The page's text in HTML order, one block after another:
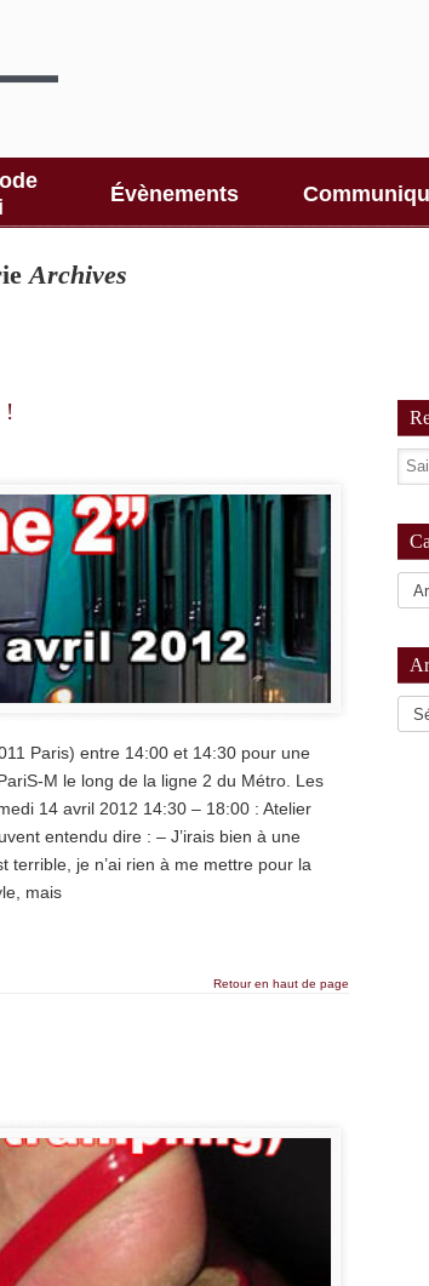
Évènements
Archives
!
Paris) entre 14:00 et 14:30 pour une
M le long de la ligne 2 du Métro. Les
14 avril 2012 14:30 – 18:00 : Atelier
entendu dire : – J’irais bien à une
terrible, je n’ai rien à me mettre pour la
mais
Retour en haut de page